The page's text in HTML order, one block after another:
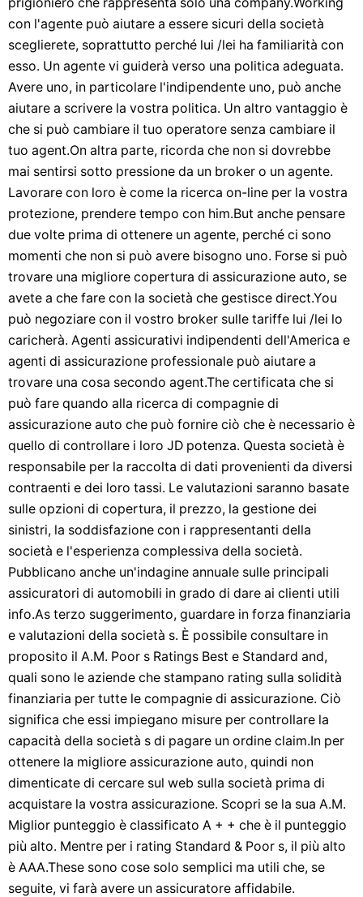
con l'agente può aiutare a essere sicuri della società
sceglierete, soprattutto perché lui /lei ha familiarità con
esso. Un agente vi guiderà verso una politica adeguata.
Avere uno, in particolare l'indipendente uno, può anche
aiutare a scrivere la vostra politica. Un altro vantaggio è
che si può cambiare il tuo operatore senza cambiare il
tuo agent.On altra parte, ricorda che non si dovrebbe
mai sentirsi sotto pressione da un broker o un agente.
Lavorare con loro è come la ricerca on-line per la vostra
protezione, prendere tempo con him.But anche pensare
due volte prima di ottenere un agente, perché ci sono
momenti che non si può avere bisogno uno. Forse si può
trovare una migliore copertura di assicurazione auto, se
avete a che fare con la società che gestisce direct.You
può negoziare con il vostro broker sulle tariffe lui /lei lo
caricherà. Agenti assicurativi indipendenti dell'America e
agenti di assicurazione professionale può aiutare a
trovare una cosa secondo agent.The certificata che si
può fare quando alla ricerca di compagnie di
assicurazione auto che può fornire ciò che è necessario è
quello di controllare i loro JD potenza. Questa società è
responsabile per la raccolta di dati provenienti da diversi
contraenti e dei loro tassi. Le valutazioni saranno basate
sulle opzioni di copertura, il prezzo, la gestione dei
sinistri, la soddisfazione con i rappresentanti della
società e l'esperienza complessiva della società.
Pubblicano anche un'indagine annuale sulle principali
assicuratori di automobili in grado di dare ai clienti utili
info.As terzo suggerimento, guardare in forza finanziaria
e valutazioni della società s. È possibile consultare in
proposito il A.M. Poor s Ratings Best e Standard and,
quali sono le aziende che stampano rating sulla solidità
finanziaria per tutte le compagnie di assicurazione. Ciò
significa che essi impiegano misure per controllare la
capacità della società s di pagare un ordine claim.In per
ottenere la migliore assicurazione auto, quindi non
dimenticate di cercare sul web sulla società prima di
acquistare la vostra assicurazione. Scopri se la sua A.M.
Miglior punteggio è classificato A + + che è il punteggio
più alto. Mentre per i rating Standard & Poor s, il più alto
è AAA.These sono cose solo semplici ma utili che, se
seguite, vi farà avere un assicuratore affidabile.